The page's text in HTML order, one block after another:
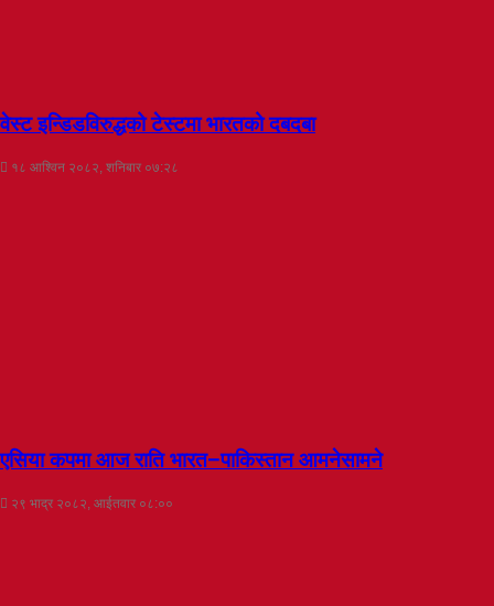
वेस्ट इन्डिडविरुद्धको टेस्टमा भारतको दबदबा
१८ आश्विन २०८२, शनिबार ०७:२८
एसिया कपमा आज राति भारत–पाकिस्तान आमनेसामने
२९ भाद्र २०८२, आईतवार ०८:००